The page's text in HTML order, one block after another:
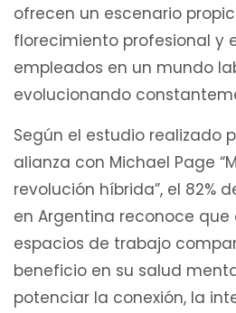
ofrecen un escenario
florecimiento profesional y
empleados en un mundo
evolucionando
Según el estudio realizado
alianza con Michael Page
revolución híbrida”, el 82%
en Argentina reconoce
espacios de trabajo
beneficio en su salud
potenciar la conexión, la